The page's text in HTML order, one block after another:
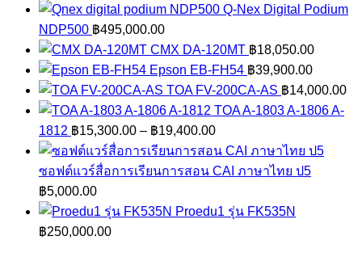
price
฿39,900.00.
price
฿35,947.00.
Q-Nex Digital Podium
NDP500 ฿495,000.00
CMX DA-120MT ฿18,050.00
Epson EB-FH54 ฿39,900.00
TOA FV-200CA-AS ฿14,000.00
TOA A-1803 A-1806 A-
1812 ฿15,300.00 – ฿19,400.00Price
range:
฿15,300.00
฿19,400.00
ซอฟต์แวร์สื่อการเรียนการสอน CAI ภาษาไทย ป5
฿5,000.00
Proedu1 รุ่น FK535N
฿250,000.00